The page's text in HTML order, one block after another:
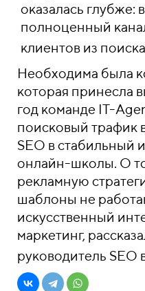
оказалась глубже:
полноценный
клиентов из
Необходима была
которая принесла
год команде IT-
поисковый трафик
SEO в стабильный
онлайн-школы. О
рекламную
шаблоны не
искусственный
маркетинг,
руководитель SEO